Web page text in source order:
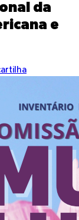
da
e